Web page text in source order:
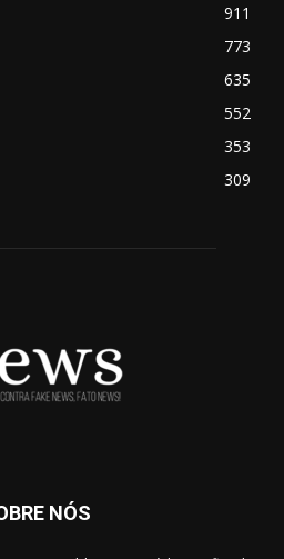
911
773
635
552
353
309
NÓS